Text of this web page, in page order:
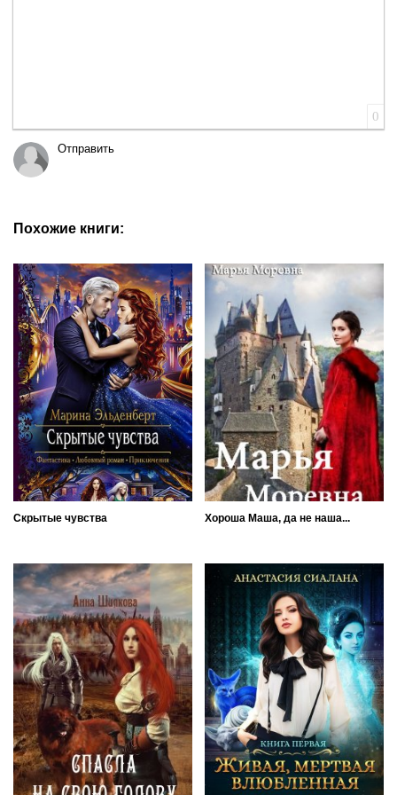
0
Отправить
Похожие книги:
Скрытые чувства Хороша Маша, да не наша...